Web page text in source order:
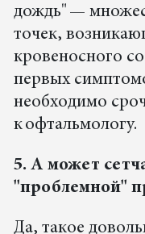
дождь" —
точек,
кровеносного
первых
необходимо
к офтальмологу.
5. А может
"проблемной"
Да, такое